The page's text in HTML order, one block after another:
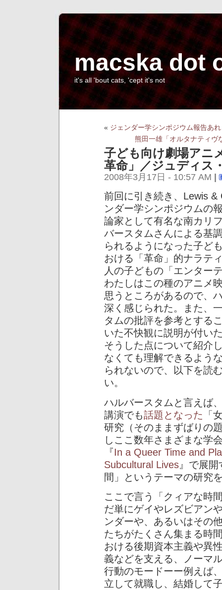
macska dot
it's all 'bout cats, 'cept it's not
« ジェンダー学シンポジウム報告あ
熊田一雄「オルタナティヴ
子ども向け劇場アニ
革命」／ジュディス
2008年3月17日 - 10:57 AM
前回に引き続き、Lewis
ンダー学シンポジウムの
論家として有名な南カリ
バースタムさんによる基
られるようになった子ど
おける「革命」的ナラテ
人の子どもの「エンター
わたしはこの種のアニメ
思うところがあるので、
深く感じられた。また、
タムの批評を参考とする
いた不快観に説明が付い
そうした点について紹介
なくても理解できるよう
られないので、以下を読
い。
ハルバースタムと言えば
講演でも話題となった 「
研究（そのままずばりの
しここ数年さまざまな学
『In a Queer Time and
Subcultural Lives 』で展
間」というテーマの研究
ここで言う「クィアな時
だ単にゲイやレズビアン
ンダーや、あるいはその
たちがたくさん集まる時
おける後期資本主義や異
義などを支える、ノーマ
行動のモードーー例えば
立して就職し、結婚して